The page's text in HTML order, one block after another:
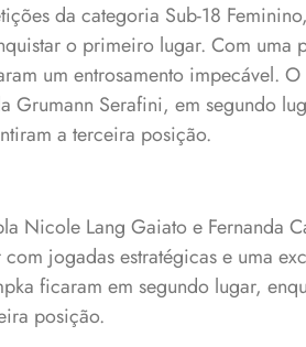
da categoria Sub-18
o primeiro lugar. Com uma
um entrosamento impecável.
Grumann Serafini, em segundo
a terceira posição.
Nicole Lang Gaiato e Fernanda
jogadas estratégicas e uma
ficaram em segundo lugar,
posição.